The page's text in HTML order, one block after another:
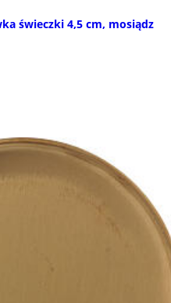
świeczki 4,5 cm, mosiądz